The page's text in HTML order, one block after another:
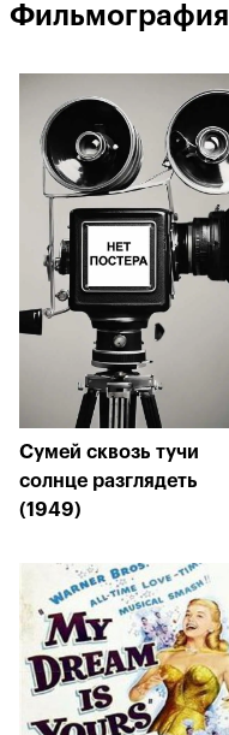
Фильмография
Сумей сквозь тучи
солнце разглядеть
(1949)